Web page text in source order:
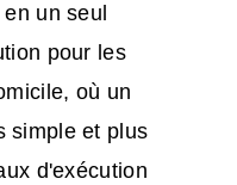
un seul
pour les
où un
simple et plus
d'exécution